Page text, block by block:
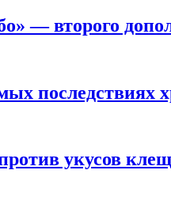
— второго
последствиях
укусов